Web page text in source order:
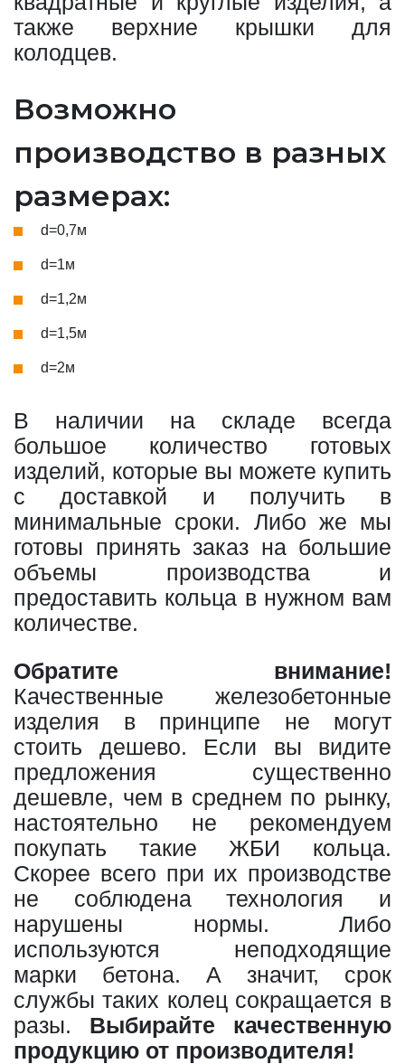
также верхние крышки для
колодцев.
Возможно
производство в разных
размерах:
d=0,7м
d=1м
d=1,2м
d=1,5м
d=2м
В наличии на складе всегда
большое количество готовых
изделий, которые вы можете купить
с доставкой и получить в
минимальные сроки. Либо же мы
готовы принять заказ на большие
объемы производства и
предоставить кольца в нужном вам
количестве.
Обратите внимание!
Качественные железобетонные
изделия в принципе не могут
стоить дешево. Если вы видите
предложения существенно
дешевле, чем в среднем по рынку,
настоятельно не рекомендуем
покупать такие ЖБИ кольца.
Скорее всего при их производстве
не соблюдена технология и
нарушены нормы. Либо
используются неподходящие
марки бетона. А значит, срок
службы таких колец сокращается в
разы. Выбирайте качественную
продукцию от производителя!